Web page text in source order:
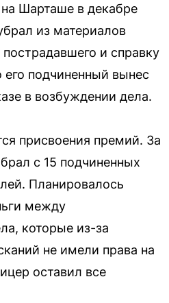
Шарташе в декабре
из материалов
и справку
его подчиненный вынес
в возбуждении дела.
присвоения премий. За
с 15 подчиненных
Планировалось
между
которые из-за
не имели права на
оставил все